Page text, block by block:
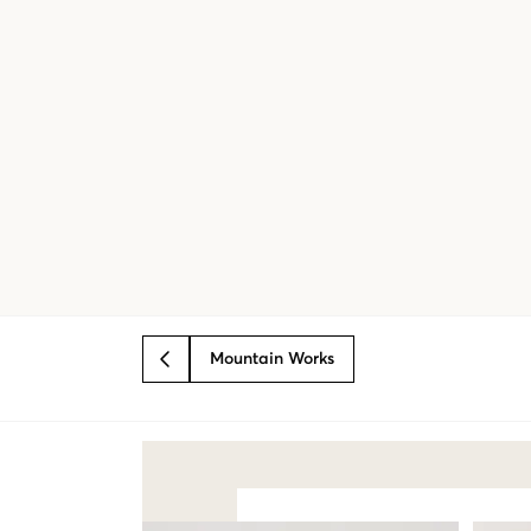
BACK Mountain Works